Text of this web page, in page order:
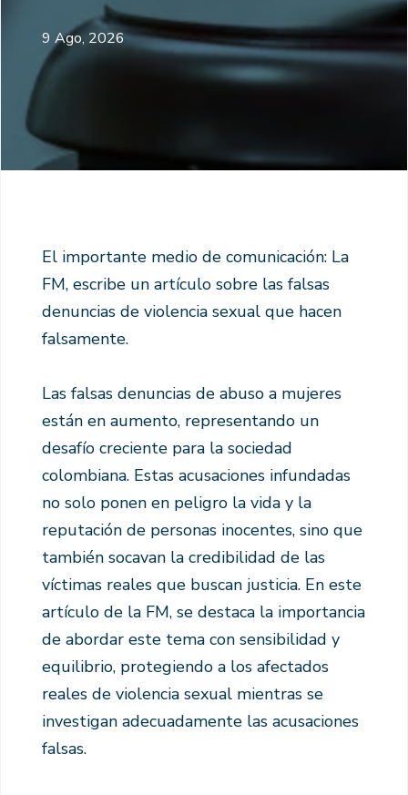
9 Ago, 2026
El importante medio de comunicación: La
FM, escribe un artículo sobre las falsas
denuncias de violencia sexual que hacen
falsamente.
Las falsas denuncias de abuso a mujeres
están en aumento, representando un
desafío creciente para la sociedad
colombiana. Estas acusaciones infundadas
no solo ponen en peligro la vida y la
reputación de personas inocentes, sino que
también socavan la credibilidad de las
víctimas reales que buscan justicia. En este
artículo de la FM, se destaca la importancia
de abordar este tema con sensibilidad y
equilibrio, protegiendo a los afectados
reales de violencia sexual mientras se
investigan adecuadamente las acusaciones
falsas.